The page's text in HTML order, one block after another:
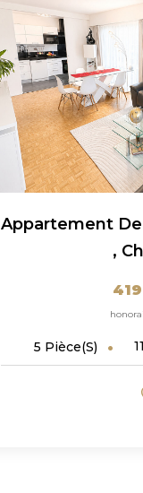
,
5 Pièce(s)